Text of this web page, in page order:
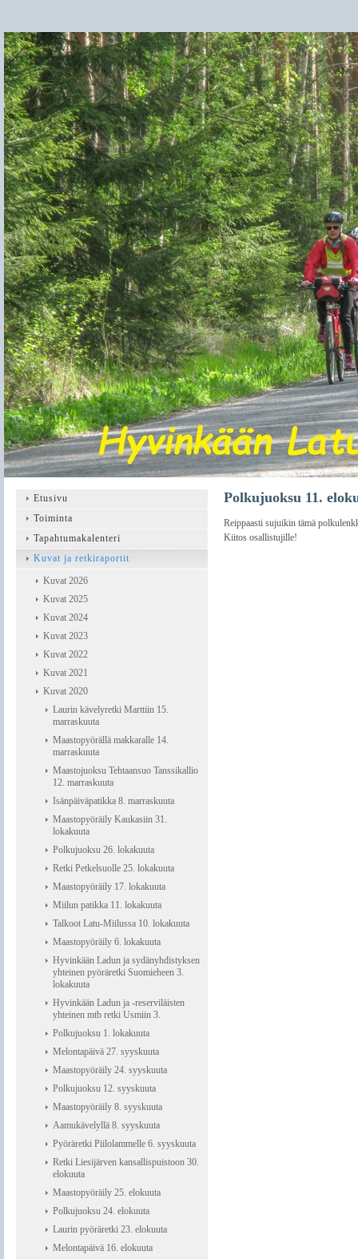
Polkujuoksu 11.
Reippaasti sujuikin tämä
Kiitos osallistujille!
Etusivu
Toiminta
Tapahtumakalenteri
Kuvat ja retkiraportit
Kuvat 2026
Kuvat 2025
Kuvat 2024
Kuvat 2023
Kuvat 2022
Kuvat 2021
Kuvat 2020
Laurin kävelyretki Marttiin 15.
marraskuuta
Maastopyörällä makkaralle 14.
marraskuuta
Maastojuoksu Tehtaansuo Tanssikallio
12. marraskuuta
Isänpäiväpatikka 8. marraskuuta
Maastopyöräily Kaukasiin 31.
lokakuuta
Polkujuoksu 26. lokakuuta
Retki Petkelsuolle 25. lokakuuta
Maastopyöräily 17. lokakuuta
Miilun patikka 11. lokakuuta
Talkoot Latu-Miilussa 10. lokakuuta
Maastopyöräily 6. lokakuuta
Hyvinkään Ladun ja sydänyhdistyksen
yhteinen pyöräretki Suomieheen 3.
lokakuuta
Hyvinkään Ladun ja -reserviläisten
yhteinen mtb retki Usmiin 3.
Polkujuoksu 1. lokakuuta
Melontapäivä 27. syyskuuta
Maastopyöräily 24. syyskuuta
Polkujuoksu 12. syyskuuta
Maastopyöräily 8. syyskuuta
Aamukävelyllä 8. syyskuuta
Pyöräretki Piilolammelle 6. syyskuuta
Retki Liesijärven kansallispuistoon 30.
elokuuta
Maastopyöräily 25. elokuuta
Polkujuoksu 24. elokuuta
Laurin pyöräretki 23. elokuuta
Melontapäivä 16. elokuuta